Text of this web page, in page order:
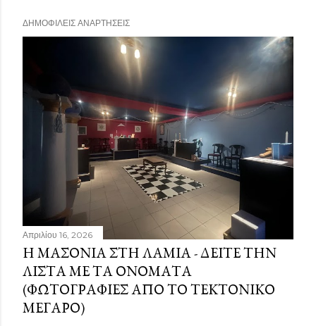
ΔΗΜΟΦΙΛΕΊΣ ΑΝΑΡΤΉΣΕΙΣ
Απριλίου 16, 2026
Η ΜΑΣΟΝΊΑ ΣΤΗ ΛΑΜΊΑ - ΔΕΊΤΕ ΤΗΝ
ΛΊΣΤΑ ΜΕ ΤΑ ΟΝΌΜΑΤΑ
(ΦΩΤΟΓΡΑΦΊΕΣ ΑΠΌ ΤΟ ΤΕΚΤΟΝΙΚΌ
ΜΈΓΑΡΟ)